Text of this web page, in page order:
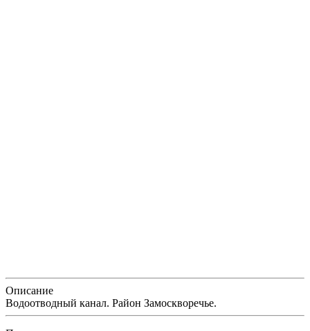
Описание
Водоотводный канал. Район Замоскворечье.